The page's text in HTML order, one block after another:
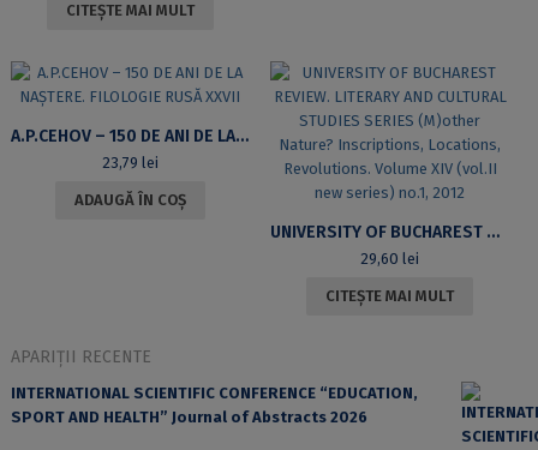
CITEȘTE MAI MULT
A.P.CEHOV – 150 DE ANI DE LA NAȘTERE. FILOLOGIE RUSĂ XXVII
23,79 lei
ADAUGĂ ÎN COȘ
UNIVERSITY OF BUCHAREST REVIEW. LITERARY AND CULTURAL STUDIES SERIES (M)OTHER NATURE? INSCRIPTIONS, LOCATIONS, REVOLUTIONS. VOLUME XIV (VOL.II NEW SERIES) NO.1, 2012
29,60lei
CITEȘTE MAI MULT
APARIȚII RECENTE
INTERNATIONAL SCIENTIFIC CONFERENCE “EDUCATION,
SPORT AND HEALTH” Journal of Abstracts 2026